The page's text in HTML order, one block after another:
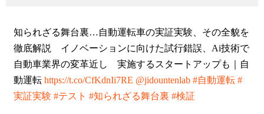
知られざる舞台裏…自動運転車の実証実験、その全貌を
徹底解説 イノベーションに向けた試行錯誤、Ai技術で
自動車業界の変革近し 実施するスタートアップも｜自
動運転 https://t.co/CfKdnIi7RE @jidountenlab #自動運転 #
実証実験 #テスト #知られざる舞台裏 #検証